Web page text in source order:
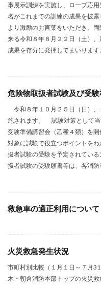
事展示訓練を実施し、ロープ応
名がこれまでの訓練の成果を披
より激励のお言葉をいただき、
来る令和８年８月２２日（土）
成果を存分に発揮してまいりま
危険物取扱者試験及び受験
令和８年１０月２５日（日）
施されます。 試験対策として当
受験準備講習会（乙種４類）を
対象に試験で役立つポイントを
扱者試験の受験を予定されてい
扱者試験の受験願書等は、各消
救急車の適正利用について
火災救急発生状況
市町村別比較（１月１日～７月
木・朝倉消防本部トップの火災救